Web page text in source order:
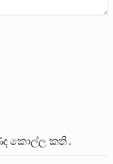
කොල්ල කති .